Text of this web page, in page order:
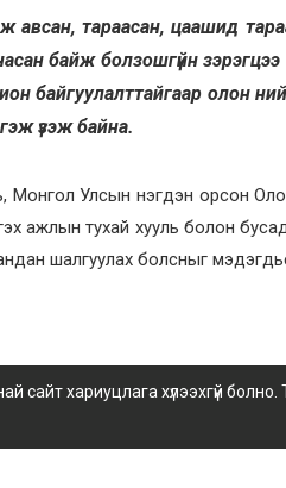
тараасан, цаашид
байж болзошгүйн зэрэгцээ
байгуулалттайгаар олон
үзэж байна.
Улсын нэгдэн орсон
ажлын тухай хууль болон
шалгуулах болсныг
хариуцлага хүлээхгүй болно.